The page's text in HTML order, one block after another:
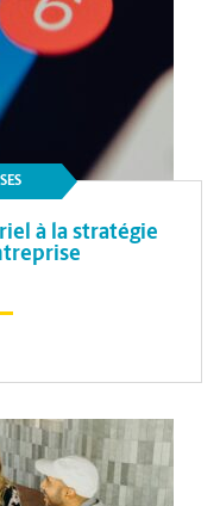
à la stratégie